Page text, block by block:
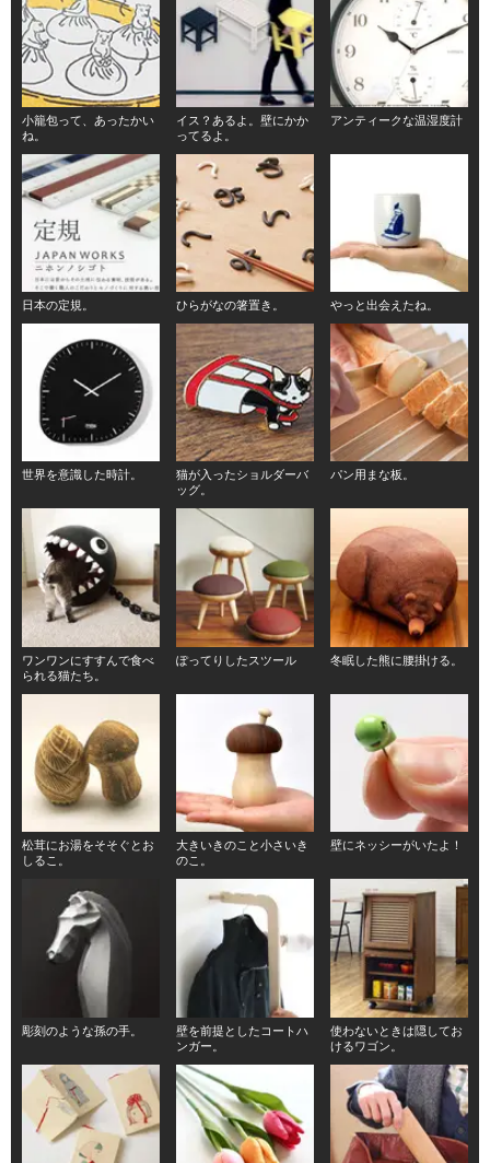
小籠包って、あったかい
ね。
イス？あるよ。壁にかか
ってるよ。
アンティークな温湿度計
日本の定規。 ひらがなの箸置き。 やっと出会えたね。
世界を意識した時計。
猫が入ったショルダーバ
ッグ。
パン用まな板。
ワンワンにすすんで食べ
られる猫たち。
ぽってりしたスツール 冬眠した熊に腰掛ける。
松茸にお湯をそそぐとお
しるこ。
大きいきのこと小さいき
のこ。
壁にネッシーがいたよ！
彫刻のような孫の手。
壁を前提としたコートハ
ンガー。
使わないときは隠してお
けるワゴン。